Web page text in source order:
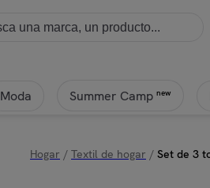
Moda Summer Camp new
Hogar / Textil de hogar / Set de 3